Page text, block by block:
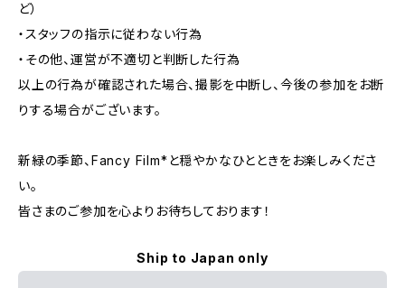
ど）
・スタッフの指示に従わない行為
・その他、運営が不適切と判断した行為
以上の行為が確認された場合、撮影を中断し、今後の参加をお断
りする場合がございます。
新緑の季節、Fancy Film*と穏やかなひとときをお楽しみくださ
い。
皆さまのご参加を心よりお待ちしております！
Ship to Japan only